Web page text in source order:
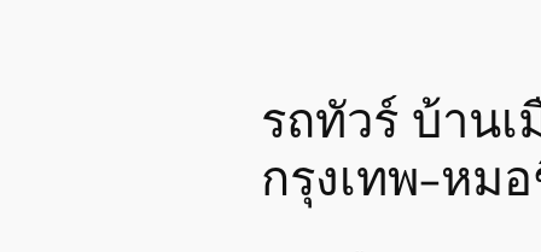
รถทัวร์ บ้าน
กรุงเทพ-หม